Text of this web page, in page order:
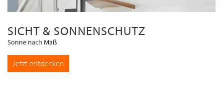
SICHT & SONNENSCHUTZ
Sonne nach Maß
Jetzt entdecken